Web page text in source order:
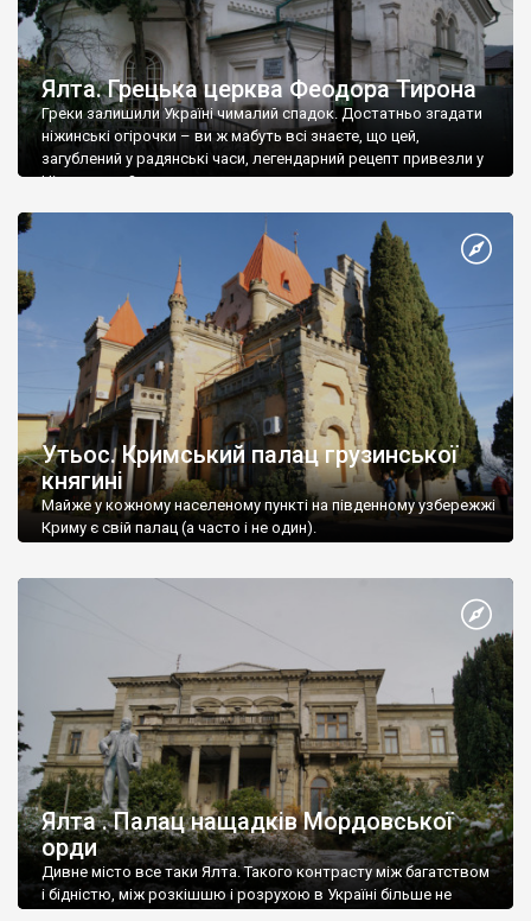
Ялта. Грецька церква Феодора Тирона
Греки залишили Україні чималий спадок. Достатньо згадати
ніжинські огірочки – ви ж мабуть всі знаєте, що цей,
загублений у радянські часи, легендарний рецепт привезли у
Ніжин греки?
Утьос. Кримський палац грузинської
княгині
Майже у кожному населеному пункті на південному узбережжі
Криму є свій палац (а часто і не один).
Ялта . Палац нащадків Мордовської
орди
Дивне місто все таки Ялта. Такого контрасту між багатством
і бідністю, між розкішшю і розрухою в Україні більше не